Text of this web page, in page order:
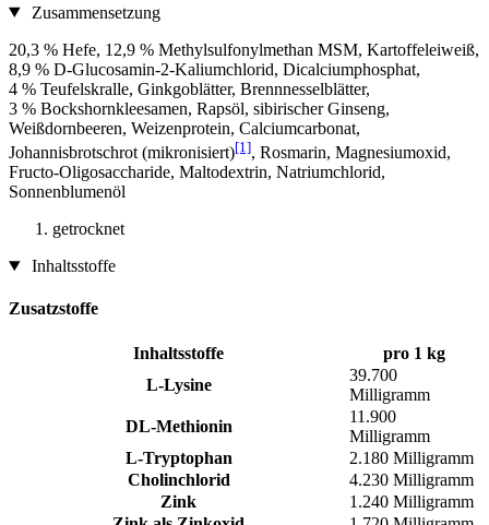
Zusammensetzung
20,3 % Hefe, 12,9 % Methylsulfonylmethan MSM, Kartoffeleiweiß,
8,9 % D-Glucosamin-2-Kaliumchlorid, Dicalciumphosphat,
4 % Teufelskralle, Ginkgoblätter, Brennnesselblätter,
3 % Bockshornkleesamen, Rapsöl, sibirischer Ginseng,
Weißdornbeeren, Weizenprotein, Calciumcarbonat,
Johannisbrotschrot (mikronisiert)[1], Rosmarin, Magnesiumoxid,
Fructo-Oligosaccharide, Maltodextrin, Natriumchlorid,
Sonnenblumenöl
getrocknet
Inhaltsstoffe
Zusatzstoffe
Inhaltsstoffe
pro 1 kg
L-Lysine
39.700
Milligramm
DL-Methionin
11.900
Milligramm
L-Tryptophan
2.180 Milligramm
Cholinchlorid
4.230 Milligramm
Zink
1.240 Milligramm